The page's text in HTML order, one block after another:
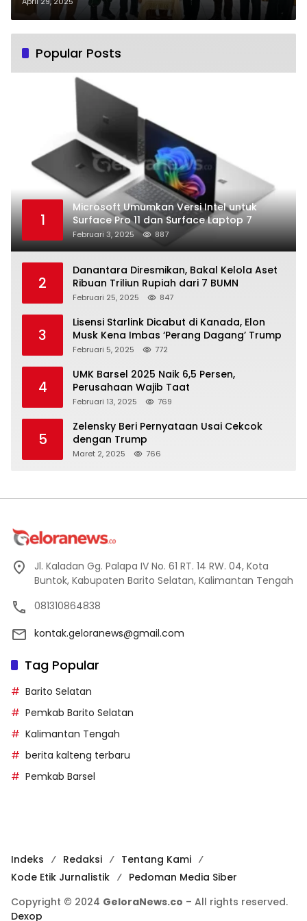
Popular Posts
1
Microsoft Umumkan Versi Intel untuk
Surface Pro 11 dan Surface Laptop 7
Februari 3, 2025 887
2
Danantara Diresmikan, Bakal Kelola Aset
Ribuan Triliun Rupiah dari 7 BUMN
Februari 25, 2025 847
3
Lisensi Starlink Dicabut di Kanada, Elon
Musk Kena Imbas ‘Perang Dagang’ Trump
Februari 5, 2025 772
4
UMK Barsel 2025 Naik 6,5 Persen,
Perusahaan Wajib Taat
Februari 13, 2025 769
5
Zelensky Beri Pernyataan Usai Cekcok
dengan Trump
Maret 2, 2025 766
Jl. Kaladan Gg. Palapa IV No. 61 RT. 14 RW. 04, Kota
Buntok, Kabupaten Barito Selatan, Kalimantan Tengah
081310864838
kontak.geloranews@gmail.com
Tag Popular
Barito Selatan
Pemkab Barito Selatan
Kalimantan Tengah
berita kalteng terbaru
Pemkab Barsel
Indeks Redaksi
Tentang Kami
Kode Etik Jurnalistik
Pedoman Media Siber
Copyright © 2024 GeloraNews.co – All rights reserved.
Dexop